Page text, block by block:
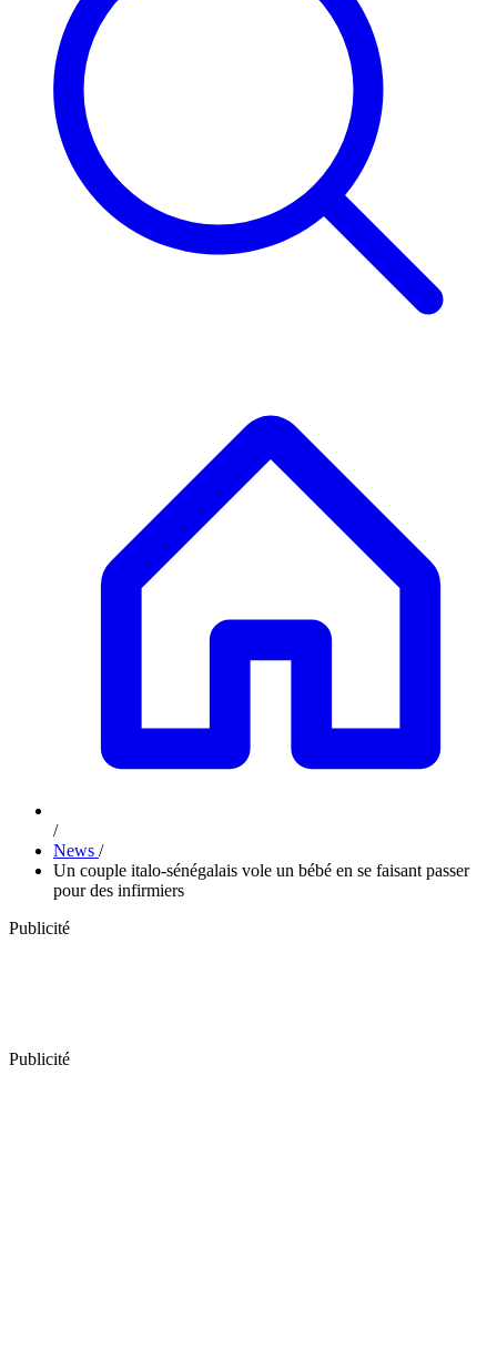
/
News /
Un couple italo-sénégalais vole un bébé en se faisant passer
pour des infirmiers
Publicité
Publicité